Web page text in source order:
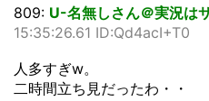
809: U-名無しさん＠実況は
15:35:26.61 ID:Qd4acI+T0
人多すぎw。
二時間立ち見だったわ・・